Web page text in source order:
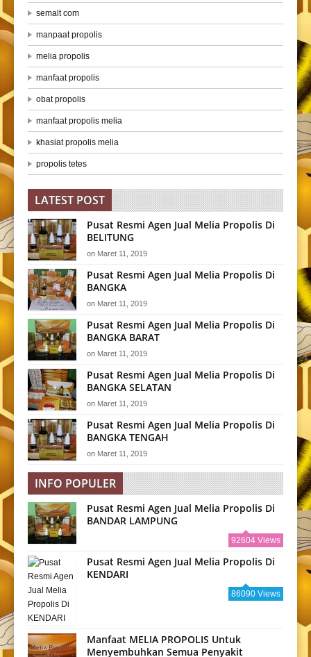
semalt com
manpaat propolis
melia propolis
manfaat propolis
obat propolis
manfaat propolis melia
khasiat propolis melia
propolis tetes
LATEST POST
Pusat Resmi Agen Jual Melia Propolis Di
BELITUNG
on Maret 11, 2019
Pusat Resmi Agen Jual Melia Propolis Di
BANGKA
on Maret 11, 2019
Pusat Resmi Agen Jual Melia Propolis Di
BANGKA BARAT
on Maret 11, 2019
Pusat Resmi Agen Jual Melia Propolis Di
BANGKA SELATAN
on Maret 11, 2019
Pusat Resmi Agen Jual Melia Propolis Di
BANGKA TENGAH
on Maret 11, 2019
INFO POPULER
Pusat Resmi Agen Jual Melia Propolis Di
BANDAR LAMPUNG
92604 Views
Pusat Resmi Agen Jual Melia Propolis Di
KENDARI
86090 Views
Manfaat MELIA PROPOLIS Untuk
Menyembuhkan Semua Penyakit